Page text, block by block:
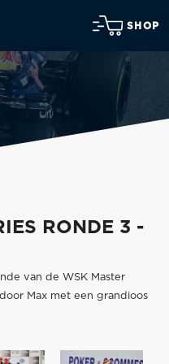
SHOP
RONDE 3 -
van de WSK Master
Max met een grandioos